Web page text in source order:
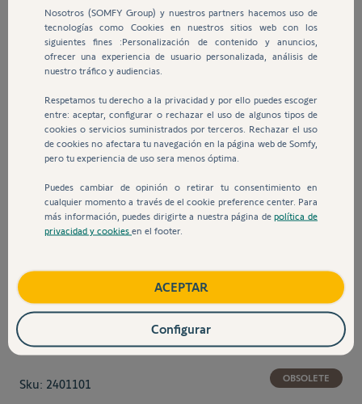
View larger image
OBSOLETE
Sku: 2401101
Nosotros (SOMFY Group) y nuestros partners hacemos uso de
tecnologías como Cookies en nuestros sitios web con los
siguientes fines :Personalización de contenido y anuncios,
ofrecer una experiencia de usuario personalizada, análisis de
nuestro tráfico y audiencias.
Respetamos tu derecho a la privacidad y por ello puedes escoger
entre: aceptar, configurar o rechazar el uso de algunos tipos de
cookies o servicios suministrados por terceros. Rechazar el uso
de cookies no afectara tu navegación en la página web de Somfy,
pero tu experiencia de uso sera menos óptima.
Puedes cambiar de opinión o retirar tu consentimiento en
cualquier momento a través de el cookie preference center. Para
más información, puedes dirigirte a nuestra página depolítica de
privacidad y cookies en el footer.
ACEPTAR
Configurar